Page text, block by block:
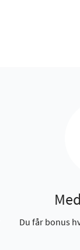
Du får bonus